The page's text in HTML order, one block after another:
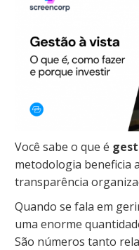
Você sabe o que é
metodologia beneficia
transparência
Quando se fala em
uma enorme
São números tanto